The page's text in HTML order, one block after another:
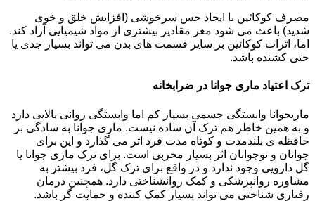
مصرف کوکائین با ایجاد حس سرخوشی (افزایش خلق و خوی
شدید) باعث می شود مغز مقادیر بیشتری از مواد شیمیایی آزاد کند.
اما، اثرات کوکائین بر سایر قسمت های بدن می تواند بسیار جدی یا
حتی کشنده باشد.
ترک اعتیاد ماری جوانا در ضرابخانه
ماریجوانا وابستگی جسمی بسیار کم اما وابستگی روانی بالایی دارد
و به همین خاطر هم ترک آن ساده نیست. ماری جوانا به سادگی بر
حافظه ی بلندمدت و کوتاه مدت فرد اثر می گذارد و این برای
جوانان و نوجوانان اثر بسیار مخربی است. برای ترک ماری جوانا یا
گل دارویی وجود ندارد و در واقع برای ترک گل، فرد بیشتر به
مشاوره روانپزشکی و کمک روانشناختی دارد. همچنین درمان
رفتاری شناختی می تواند بسیار کمک کننده و حمایت گر باشد.